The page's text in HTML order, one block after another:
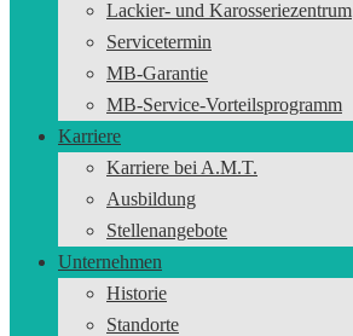
Lackier- und Karosseriezentrum
Servicetermin
MB-Garantie
MB-Service-Vorteilsprogramm
Karriere
Karriere bei A.M.T.
Ausbildung
Stellenangebote
Unternehmen
Historie
Standorte